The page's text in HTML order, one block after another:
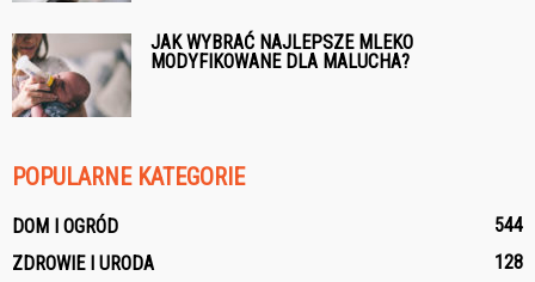
JAK WYBRAĆ NAJLEPSZE MLEKO
MODYFIKOWANE DLA MALUCHA?
POPULARNE KATEGORIE
DOM I OGRÓD
544
ZDROWIE I URODA
128